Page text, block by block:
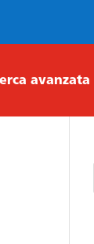
avanzata